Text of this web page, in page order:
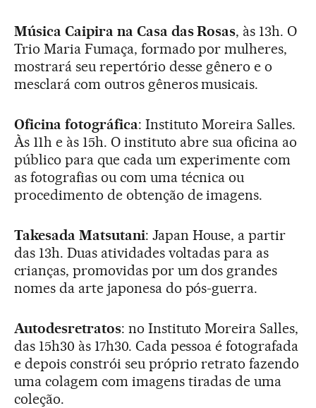
Música Caipira na Casa das Rosas, às 13h. O
Trio Maria Fumaça, formado por mulheres,
mostrará seu repertório desse gênero e o
mesclará com outros gêneros musicais.
Oficina fotográfica: Instituto Moreira Salles.
Às 11h e às 15h. O instituto abre sua oficina ao
público para que cada um experimente com
as fotografias ou com uma técnica ou
procedimento de obtenção de imagens.
Takesada Matsutani: Japan House, a partir
das 13h. Duas atividades voltadas para as
crianças, promovidas por um dos grandes
nomes da arte japonesa do pós-guerra.
Autodesretratos: no Instituto Moreira Salles,
das 15h30 às 17h30. Cada pessoa é fotografada
e depois constrói seu próprio retrato fazendo
uma colagem com imagens tiradas de uma
coleção.